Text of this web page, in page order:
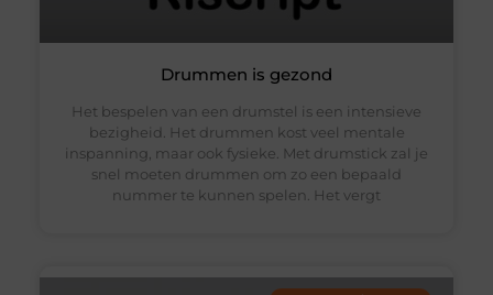
Drummen is gezond
Het bespelen van een drumstel is een intensieve
bezigheid. Het drummen kost veel mentale
inspanning, maar ook fysieke. Met drumstick zal je
snel moeten drummen om zo een bepaald
nummer te kunnen spelen. Het vergt